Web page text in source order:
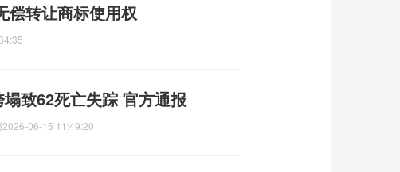
偿转让商标使用权
致62死亡失踪 官方通报
2026-06-15 11:49:20